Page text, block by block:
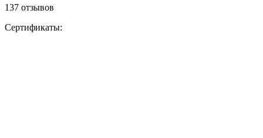
137 отзывов
Сертификаты: